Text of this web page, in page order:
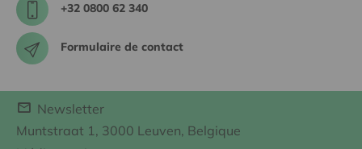
+32 0800 62 340
Formulaire de contact
Newsletter
Muntstraat 1, 3000 Leuven, Belgique